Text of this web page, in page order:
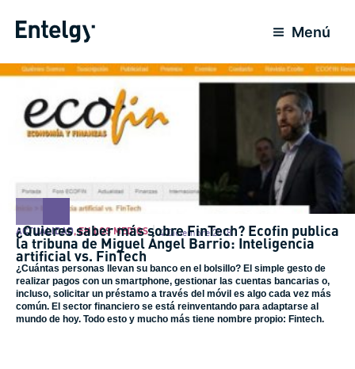
Menú
ACTUALIDAD ,EN LOS MEDIOS 4 Diciembre 2018
¿Quieres saber más sobre FinTech? Ecofin publica
la tribuna de Miguel Ángel Barrio: Inteligencia
artificial vs. FinTech
¿Cuántas personas llevan su banco en el bolsillo? El simple gesto de
realizar pagos con un smartphone, gestionar las cuentas bancarias o,
incluso, solicitar un préstamo a través del móvil es algo cada vez más
común. El sector financiero se está reinventando para adaptarse al
mundo de hoy. Todo esto y mucho más tiene nombre propio: Fintech.